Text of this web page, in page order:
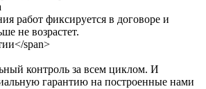
работ фиксируется в договоре и
не возрастет.
контроль за всем циклом. И
гарантию на построенные нами